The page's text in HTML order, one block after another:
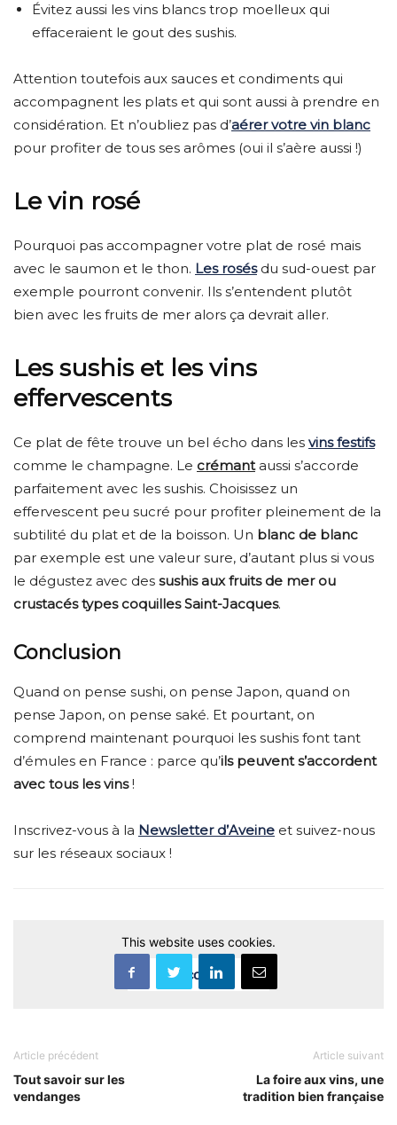
Évitez aussi les vins blancs trop moelleux qui
effaceraient le gout des sushis.
Attention toutefois aux sauces et condiments qui
accompagnent les plats et qui sont aussi à prendre en
considération. Et n’oubliez pas d’aérer votre vin blanc
pour profiter de tous ses arômes (oui il s’aère aussi !)
Le vin rosé
Pourquoi pas accompagner votre plat de rosé mais
avec le saumon et le thon. Les rosésdu sud-ouest par
exemple pourront convenir. Ils s’entendent plutôt
bien avec les fruits de mer alors ça devrait aller.
Les sushis et les vins
effervescents
Ce plat de fête trouve un bel écho dans les vins festifs
comme le champagne. Le crémantaussi s’accorde
parfaitement avec les sushis. Choisissez un
effervescent peu sucré pour profiter pleinement de la
subtilité du plat et de la boisson. Un blanc de blanc
par exemple est une valeur sure, d’autant plus si vous
le dégustez avec des sushis aux fruits de mer ou
crustacés types coquilles Saint-Jacques.
Conclusion
Quand on pense sushi, on pense Japon, quand on
pense Japon, on pense saké. Et pourtant, on
comprend maintenant pourquoi les sushis font tant
d’émules en France : parce qu’ils peuvent s’accordent
avec tous les vins!
Inscrivez-vous à la Newsletter d’Aveine et suivez-nous
sur les réseaux sociaux !
This website uses cookies.
Accept
Article précédent
Tout savoir sur les
vendanges
Article suivant
La foire aux vins, une
tradition bien française